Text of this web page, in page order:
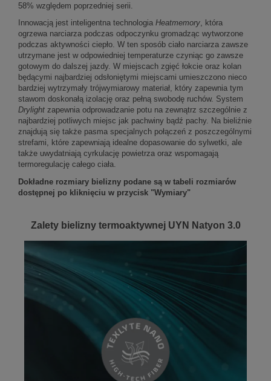
58% względem poprzedniej serii.
Innowacją jest inteligentna technologia Heatmemory, która
ogrzewa narciarza podczas odpoczynku gromadząc wytworzone
podczas aktywności ciepło. W ten sposób ciało narciarza zawsze
utrzymane jest w odpowiedniej temperaturze czyniąc go zawsze
gotowym do dalszej jazdy. W miejscach zgięć łokcie oraz kolan
będącymi najbardziej odsłoniętymi miejscami umieszczono nieco
bardziej wytrzymały trójwymiarowy materiał, który zapewnia tym
stawom doskonałą izolację oraz pełną swobodę ruchów. System
Drylight zapewnia odprowadzanie potu na zewnątrz szczególnie z
najbardziej potliwych miejsc jak pachwiny bądź pachy. Na bieliźnie
znajdują się także pasma specjalnych połączeń z poszczególnymi
strefami, które zapewniają idealne dopasowanie do sylwetki, ale
także uwydatniają cyrkulację powietrza oraz wspomagają
termoregulację całego ciała.
Dokładne rozmiary bielizny podane są w tabeli rozmiarów
dostępnej po kliknięciu w przycisk "Wymiary"
Zalety bielizny termoaktywnej UYN Natyon 3.0